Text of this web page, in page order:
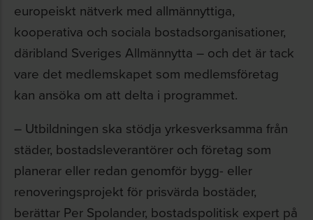
europeiskt nätverk med allmännyttiga,
kooperativa och sociala bostadsorganisationer,
däribland Sveriges Allmännytta – och det är tack
vare det medlemskapet som medlemsföretag
kan ansöka om att delta i programmet.
– Utbildningen ska stödja yrkesverksamma från
städer, bostadsleverantörer och företag som
planerar eller redan genomför bygg- eller
renoveringsprojekt för prisvärda bostäder,
berättar Per Spolander, bostadspolitisk expert på